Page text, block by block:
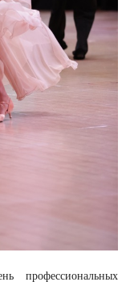
профессиональных